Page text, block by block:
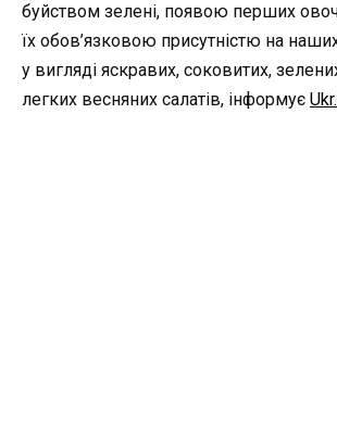
буйством зелені, появою перших
їх обов’язковою присутністю на
у вигляді яскравих, соковитих,
легких весняних салатів, інформує